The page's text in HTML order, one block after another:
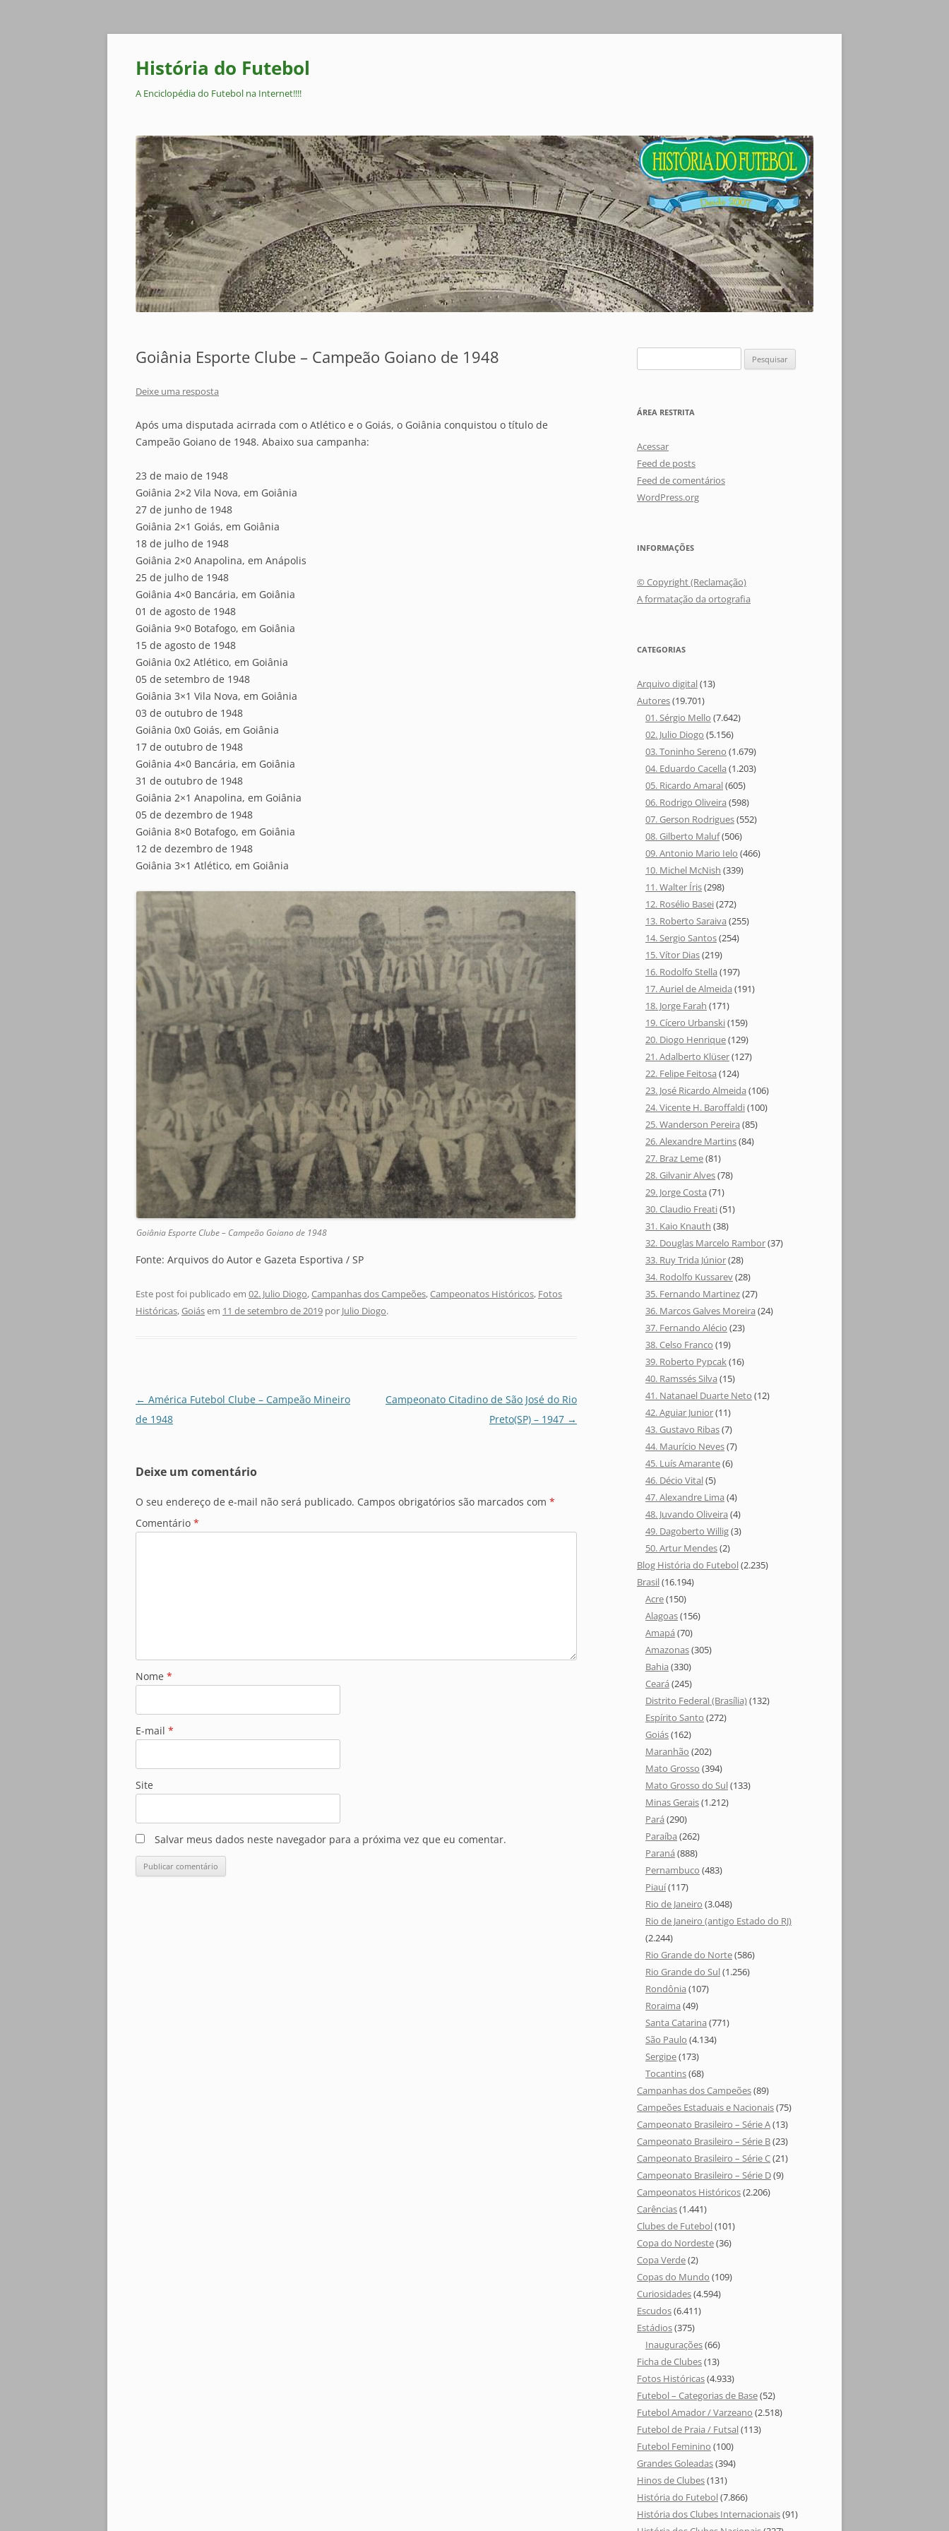
Pular
conteúdo
História do Futebol
A Enciclopédia do Futebol na Internet!!!!
Goiânia Esporte Clube – Campeão Goiano de 1948
Deixe uma resposta
Após uma disputada acirrada com o Atlético e o Goiás, o Goiânia conquistou o título de
Campeão Goiano de 1948. Abaixo sua campanha:
23 de maio de 1948
Goiânia 2×2 Vila Nova, em Goiânia
27 de junho de 1948
Goiânia 2×1 Goiás, em Goiânia
18 de julho de 1948
Goiânia 2×0 Anapolina, em Anápolis
25 de julho de 1948
Goiânia 4×0 Bancária, em Goiânia
01 de agosto de 1948
Goiânia 9×0 Botafogo, em Goiânia
15 de agosto de 1948
Goiânia 0x2 Atlético, em Goiânia
05 de setembro de 1948
Goiânia 3×1 Vila Nova, em Goiânia
03 de outubro de 1948
Goiânia 0x0 Goiás, em Goiânia
17 de outubro de 1948
Goiânia 4×0 Bancária, em Goiânia
31 de outubro de 1948
Goiânia 2×1 Anapolina, em Goiânia
05 de dezembro de 1948
Goiânia 8×0 Botafogo, em Goiânia
12 de dezembro de 1948
Goiânia 3×1 Atlético, em Goiânia
Goiânia Esporte Clube – Campeão Goiano de 1948
Fonte: Arquivos do Autor e Gazeta Esportiva / SP
Este post foi publicado em 02. Julio Diogo,Campanhas dos Campeões,Campeonatos Históricos, Fotos
Históricas,Goiásem 11 de setembro de 2019 por Julio Diogo.
Navegação
de
← América Futebol Clube – Campeão Mineiro
de 1948
Campeonato Citadino de São José do Rio
Preto(SP) – 1947 →
Deixe um comentário
O seu endereço de e-mail não será publicado. Campos obrigatórios são marcados com *
Comentário *
Nome *
E-mail *
Site
Salvar meus dados neste navegador para a próxima vez que eu comentar.
por:
ÁREA RESTRITA
Acessar
Feed de posts
Feed de comentários
WordPress.org
INFORMAÇÕES
© Copyright (Reclamação)
A formatação da ortografia
CATEGORIAS
Arquivo digital(13)
Autores(19.701)
01. Sérgio Mello (7.642)
02. Julio Diogo (5.156)
03. Toninho Sereno (1.679)
04. Eduardo Cacella (1.203)
05. Ricardo Amaral(605)
06. Rodrigo Oliveira (598)
07. Gerson Rodrigues(552)
08. Gilberto Maluf(506)
09. Antonio Mario Ielo (466)
10. Michel McNish (339)
11. Walter Íris(298)
12. Rosélio Basei(272)
13. Roberto Saraiva (255)
14. Sergio Santos(254)
15. Vítor Dias(219)
16. Rodolfo Stella (197)
17. Auriel de Almeida (191)
18. Jorge Farah (171)
19. Cícero Urbanski(159)
20. Diogo Henrique(129)
21. Adalberto Klüser(127)
22. Felipe Feitosa (124)
23. José Ricardo Almeida (106)
24. Vicente H. Baroffaldi(100)
25. Wanderson Pereira (85)
26. Alexandre Martins(84)
27. Braz Leme(81)
28. Gilvanir Alves(78)
29. Jorge Costa (71)
30. Claudio Freati(51)
31. Kaio Knauth (38)
32. Douglas Marcelo Rambor(37)
33. Ruy Trida Júnior(28)
34. Rodolfo Kussarev(28)
35. Fernando Martinez(27)
36. Marcos Galves Moreira (24)
37. Fernando Alécio (23)
38. Celso Franco (19)
39. Roberto Pypcak(16)
40. Ramssés Silva (15)
41. Natanael Duarte Neto (12)
42. Aguiar Junior(11)
43. Gustavo Ribas(7)
44. Maurício Neves(7)
45. Luís Amarante(6)
46. Décio Vital(5)
47. Alexandre Lima (4)
48. Juvando Oliveira (4)
49. Dagoberto Willig(3)
50. Artur Mendes(2)
Blog História do Futebol(2.235)
Brasil(16.194)
Acre(150)
Alagoas(156)
Amapá (70)
Amazonas(305)
Bahia (330)
Ceará (245)
Distrito Federal (Brasília)(132)
Espírito Santo (272)
Goiás(162)
Maranhão (202)
Mato Grosso (394)
Mato Grosso do Sul(133)
Minas Gerais(1.212)
Pará (290)
Paraíba (262)
Paraná (888)
Pernambuco (483)
Piauí(117)
Rio de Janeiro (3.048)
Rio de Janeiro (antigo Estado do RJ)
(2.244)
Rio Grande do Norte(586)
Rio Grande do Sul(1.256)
Rondônia (107)
Roraima (49)
Santa Catarina (771)
São Paulo (4.134)
Sergipe(173)
Tocantins(68)
Campanhas dos Campeões(89)
Campeões Estaduais e Nacionais(75)
Campeonato Brasileiro – Série A(13)
Campeonato Brasileiro – Série B(23)
Campeonato Brasileiro – Série C(21)
Campeonato Brasileiro – Série D(9)
Campeonatos Históricos(2.206)
Carências(1.441)
Clubes de Futebol(101)
Copa do Nordeste(36)
Copa Verde(2)
Copas do Mundo (109)
Curiosidades(4.594)
Escudos(6.411)
Estádios(375)
Inaugurações(66)
Ficha de Clubes(13)
Fotos Históricas(4.933)
Futebol – Categorias de Base(52)
Futebol Amador / Varzeano (2.518)
Futebol de Praia / Futsal(113)
Futebol Feminino (100)
Grandes Goleadas(394)
Hinos de Clubes(131)
História do Futebol(7.866)
História dos Clubes Internacionais(91)